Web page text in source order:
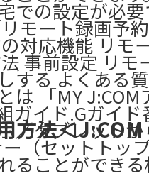
での設定が必要
モート録画予
対応機能 リモ
事前設定 リモ
する よくある
は 「MY J:COM
ガイド.Gガイ
／タブレット
（セットトッ
ることができ
方法＜J:COM